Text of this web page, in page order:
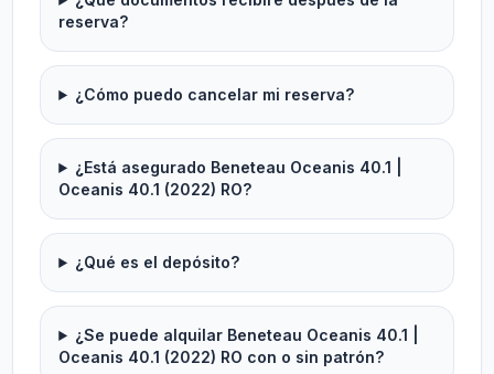
reserva?
¿Cómo puedo cancelar mi reserva?
¿Está asegurado Beneteau Oceanis 40.1 |
Oceanis 40.1 (2022) RO?
¿Qué es el depósito?
¿Se puede alquilar Beneteau Oceanis 40.1 |
Oceanis 40.1 (2022) RO con o sin patrón?